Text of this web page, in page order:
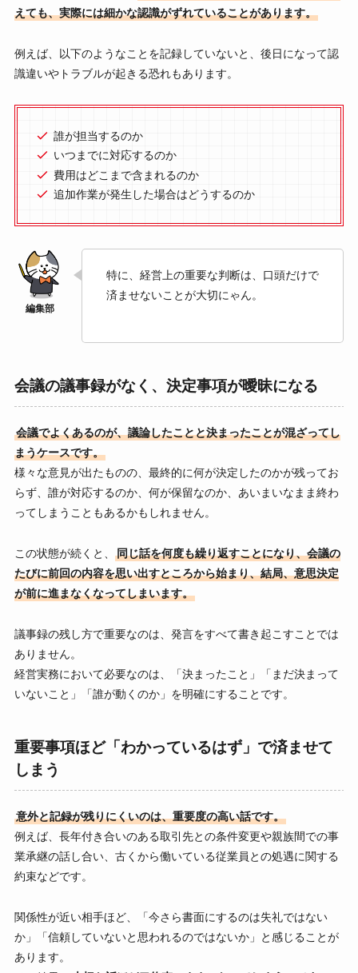
えても、実際には細かな認識がずれていることがあります。
例えば、以下のようなことを記録していないと、後日になって認
識違いやトラブルが起きる恐れもあります。
誰が担当するのか
いつまでに対応するのか
費用はどこまで含まれるのか
追加作業が発生した場合はどうするのか
特に、経営上の重要な判断は、口頭だけで
済ませないことが大切にゃん。
会議の議事録がなく、決定事項が曖昧になる
会議でよくあるのが、議論したことと決まったことが混ざってし
まうケースです。
様々な意見が出たものの、最終的に何が決定したのかが残ってお
らず、誰が対応するのか、何が保留なのか、あいまいなまま終わ
ってしまうこともあるかもしれません。
この状態が続くと、
同じ話を何度も繰り返すことになり、会議の
たびに前回の内容を思い出すところから始まり、結局、意思決定
が前に進まなくなってしまいます。
議事録の残し方で重要なのは、発言をすべて書き起こすことでは
ありません。
経営実務において必要なのは、「決まったこと」「まだ決まって
いないこと」「誰が動くのか」を明確にすることです。
重要事項ほど「わかっているはず」で済ませて
しまう
意外と記録が残りにくいのは、重要度の高い話です。
例えば、長年付き合いのある取引先との条件変更や親族間での事
業承継の話し合い、古くから働いている従業員との処遇に関する
約束などです。
関係性が近い相手ほど、「今さら書面にするのは失礼ではない
か」「信頼していないと思われるのではないか」と感じることが
あります。